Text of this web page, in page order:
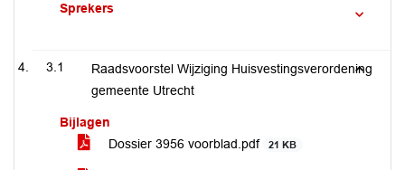
Sprekers
3.1
Raadsvoorstel Wijziging Huisvestingsverordening
gemeente Utrecht
Bijlagen
Dossier 3956 voorblad.pdf
21 KB